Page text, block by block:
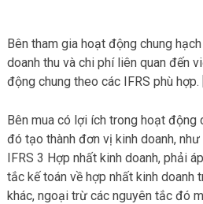
Bên tham gia hoạt động chung
doanh thu và chi phí liên quan đến
động chung theo các IFRS phù hợp.
Bên mua có lợi ích trong hoạt
đó tạo thành đơn vị kinh doanh,
IFRS 3 Hợp nhất kinh doanh, phải
tắc kế toán về hợp nhất kinh doanh
khác, ngoại trừ các nguyên tắc đó